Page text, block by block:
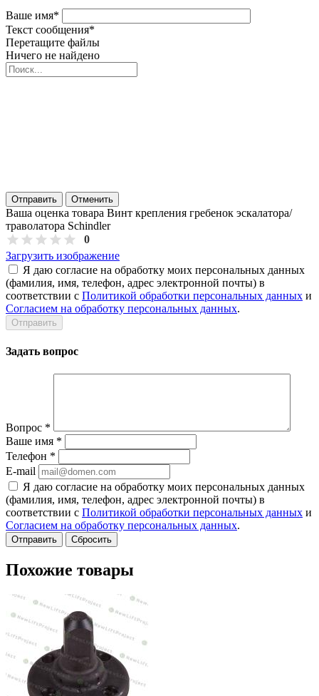
Ваше имя*
Текст сообщения*
Перетащите файлы
Ничего не найдено
Отправить Отменить
Ваша оценка товара Винт крепления гребенок эскалатора/
траволатора Schindler
0
Загрузить изображение
Я даю согласие на обработку моих персональных данных
(фамилия, имя, телефон, адрес электронной почты) в
соответствии с Политикой обработки персональных данных и
Согласием на обработку персональных данных.
Задать вопрос
Вопрос *
Ваше имя *
Телефон *
E-mail
Я даю согласие на обработку моих персональных данных
(фамилия, имя, телефон, адрес электронной почты) в
соответствии с Политикой обработки персональных данных и
Согласием на обработку персональных данных.
Сбросить
Похожие товары